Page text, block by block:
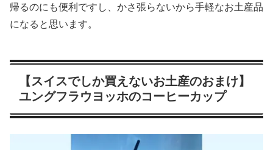
帰るのにも便利ですし、かさ張らないから手軽なお土産品
になると思います。
【スイスでしか買えないお土産のおまけ】
ユングフラウヨッホのコーヒーカップ